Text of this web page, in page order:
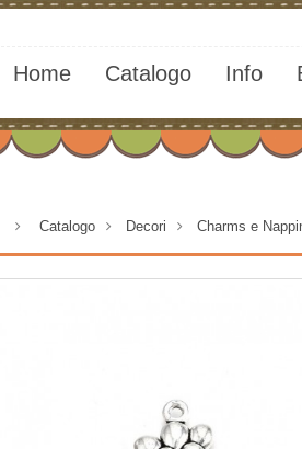
Home Catalogo Info
> Catalogo > Decori > Charms e